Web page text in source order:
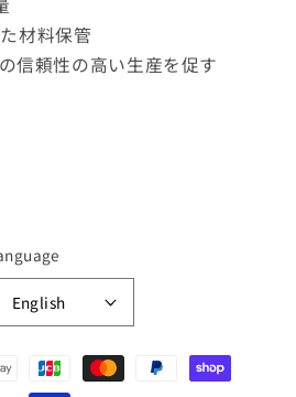
材料保管
信頼性の高い生産を促す
English